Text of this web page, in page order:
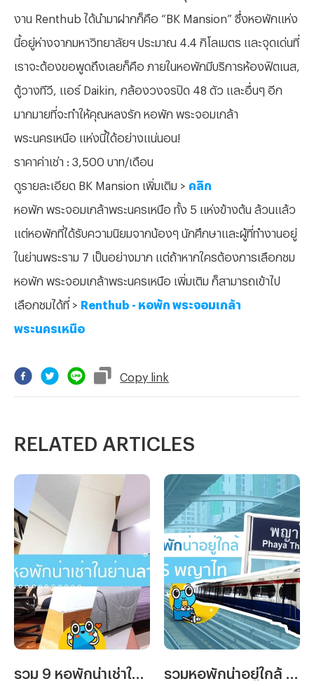
งาน Renthub ได้นำมาฝากก็คือ “BK Mansion” ซึ่งหอพักแห่ง
นี้อยู่ห่างจากมหาวิทยาลัยฯ ประมาณ 4.4 กิโลเมตร และจุดเด่นที่
เราจะต้องขอพูดถึงเลยก็คือ ภายในหอพักมีบริการห้องฟิตเนส,
ตู้วางทีวี, แอร์ Daikin, กล้องวงจรปิด 48 ตัว และอื่นๆ อีก
มากมายที่จะทำให้คุณหลงรัก หอพัก พระจอมเกล้า
พระนครเหนือ แห่งนี้ได้อย่างแน่นอน!
ราคาค่าเช่า : 3,500 บาท/เดือน
ดูรายละเอียด BK Mansion เพิ่มเติม > คลิก
หอพัก พระจอมเกล้าพระนครเหนือ ทั้ง 5 แห่งข้างต้น ล้วนแล้ว
แต่หอพักที่ได้รับความนิยมจากน้องๆ นักศึกษาและผู้ที่ทำงานอยู่
ในย่านพระราม 7 เป็นอย่างมาก แต่ถ้าหากใครต้องการเลือกชม
หอพัก พระจอมเกล้าพระนครเหนือ เพิ่มเติม ก็สามารถเข้าไป
เลือกชมได้ที่ > Renthub - หอพัก พระจอมเกล้า
พระนครเหนือ
Copy link
RELATED ARTICLES